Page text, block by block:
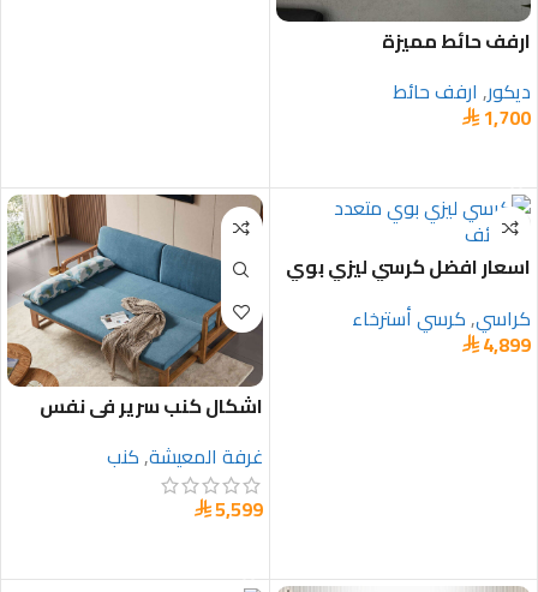
ارفف حائط مميزة
ديكور, ارفف حائط
1,700
اسعار افضل كرسي ليزي بوي
جلد في السعودية
كراسي,كرسي أسترخاء
4,899
اشكال كنب سرير في نفس
غرفة المعيشة,كنب
5,599